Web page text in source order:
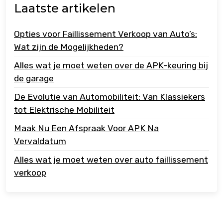
Laatste artikelen
Opties voor Faillissement Verkoop van Auto’s:
Wat zijn de Mogelijkheden?
Alles wat je moet weten over de APK-keuring bij
de garage
De Evolutie van Automobiliteit: Van Klassiekers
tot Elektrische Mobiliteit
Maak Nu Een Afspraak Voor APK Na
Vervaldatum
Alles wat je moet weten over auto faillissement
verkoop